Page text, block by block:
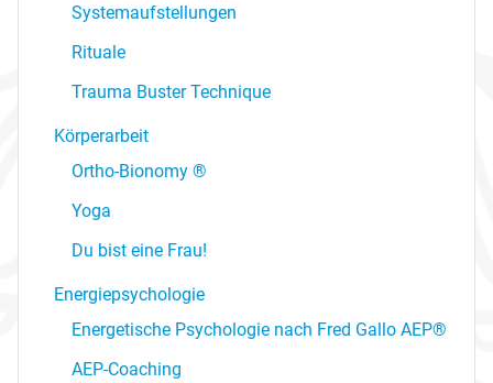
Systemaufstellungen
Rituale
Trauma Buster Technique
Körperarbeit
Ortho-Bionomy ®
Yoga
Du bist eine Frau!
Energiepsychologie
Energetische Psychologie nach Fred Gallo AEP®
AEP-Coaching